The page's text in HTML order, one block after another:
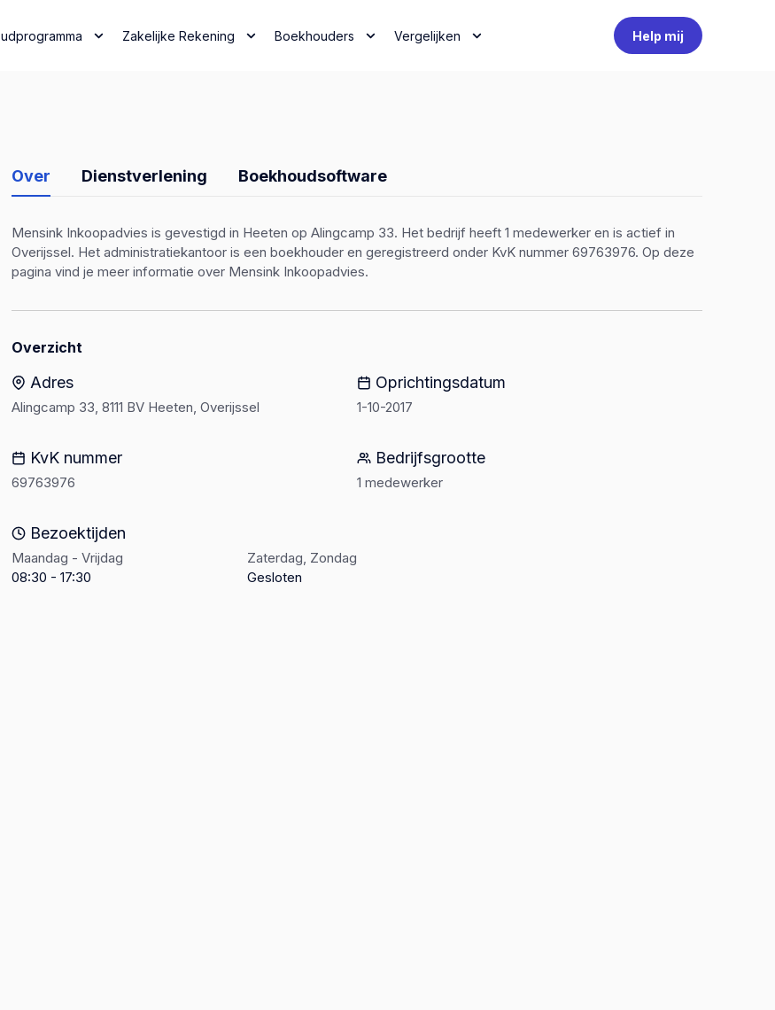
Zakelijke Rekening Boekhouders Vergelijken Help mij
Over Dienstverlening Boekhoudsoftware
Mensink Inkoopadvies is gevestigd in Heeten op Alingcamp 33. Het bedrijf heeft 1 medewerker en is actief in
Overijssel. Het administratiekantoor is een boekhouder en geregistreerd onder KvK nummer 69763976. Op deze
pagina vind je meer informatie over Mensink Inkoopadvies.
Overzicht
Adres
Alingcamp 33, 8111 BV Heeten, Overijssel
Oprichtingsdatum
1-10-2017
KvK nummer
69763976
Bedrijfsgrootte
1 medewerker
Bezoektijden
Maandag - Vrijdag
08:30 - 17:30
Zaterdag, Zondag
Gesloten